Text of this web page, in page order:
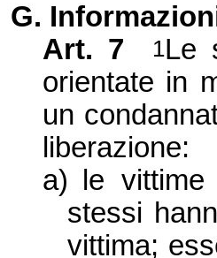
G.
Art. 7
1Le
orientate in
un
liberazione:
a)
le
stessi
vittima;